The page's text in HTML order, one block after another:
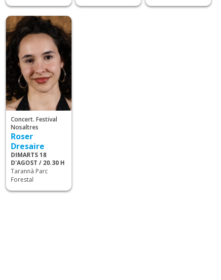
Concert. Festival
Nosaltres
Roser
Dresaire
DIMARTS 18
D'AGOST / 20.30 H
Tarannà Parc
Forestal